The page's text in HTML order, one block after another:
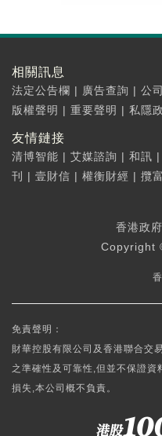
相關訊息
法定公告欄 | 廣告查詢 | 公
版權聲明 | 重要聲明 | 私隱
友情鏈接
清博智能 | 艾媒諮詢 | 和訊 |
刊
| 壹財信 | 權衡財經 | 攬
香港政
Copyright
免責聲明：
財華控股有限公司及香港聯合交
之準確性及可靠性,但並不保證
損失,本公司概不負責。